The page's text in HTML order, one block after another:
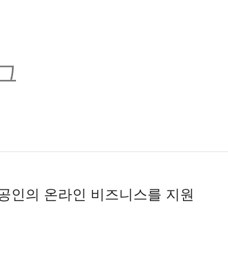
인의 온라인 비즈니스를 지원